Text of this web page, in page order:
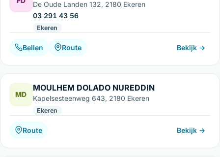
De Oude Landen 132, 2180 Ekeren
03 291 43 56
Ekeren
Bellen Route Bekijk →
MD
MOULHEM DOLADO NUREDDIN
Kapelsesteenweg 643, 2180 Ekeren
Ekeren
Route Bekijk →